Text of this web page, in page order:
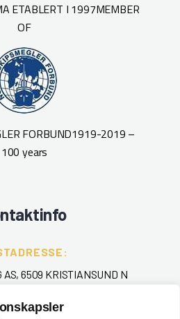
ETABLERT I 1997MEMBER
OF
FORBUND1919-2019 –
100 years
AS, 6509 KRISTIANSUND N
: